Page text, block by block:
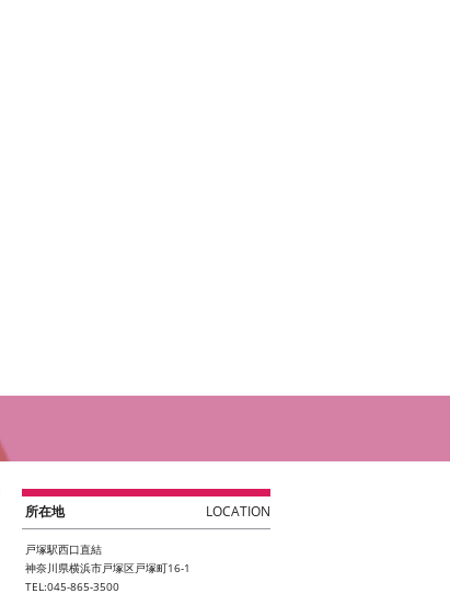
所在地 LOCATION
戸塚駅西口直結
神奈川県横浜市戸塚区戸塚町16-1
TEL:045-865-3500